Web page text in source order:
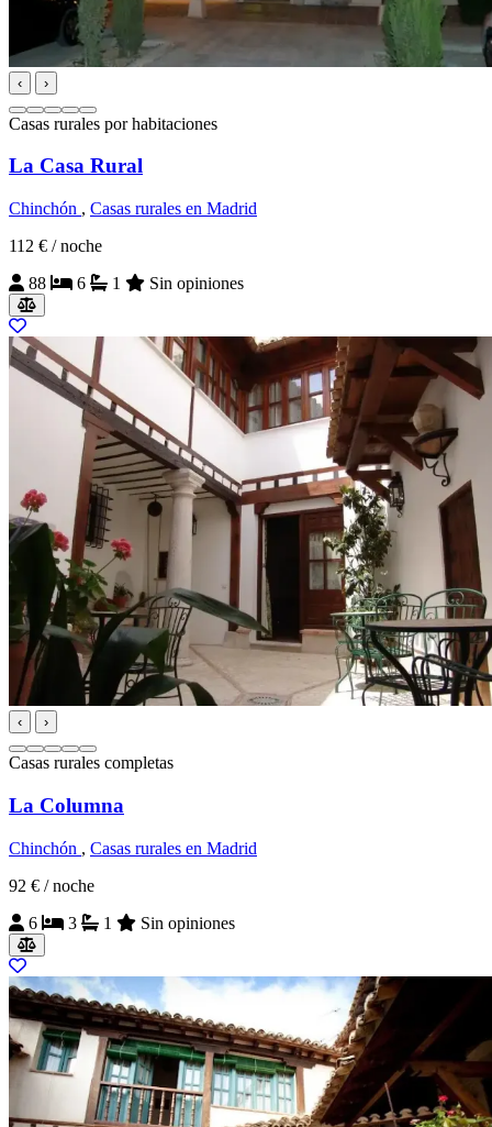
‹ ›
Casas rurales por habitaciones
La Casa Rural
Chinchón , Casas rurales en Madrid
112 € / noche
88
6 1 Sin opiniones
‹ ›
Casas rurales completas
La Columna
Chinchón , Casas rurales en Madrid
92 € / noche
6
3 1 Sin opiniones